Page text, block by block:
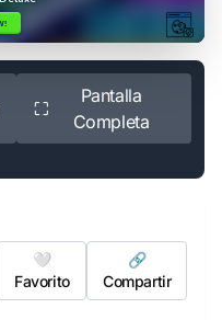
⛶
Pantalla
Completa
🤍
Favorito
🔗
Compartir